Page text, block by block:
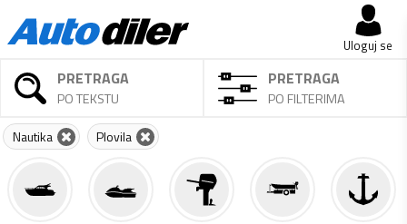
Uloguj se
PRETRAGA
PO TEKSTU
PRETRAGA
PO FILTERIMA
Nautika Plovila